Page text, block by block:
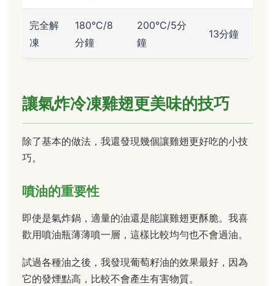
完全解
凍
180°C/8
分鐘
200°C/5分
鐘
13分鐘
讓氣炸冷凍雞翅更美味的技巧
除了基本的做法，我還發現幾個讓雞翅更好吃的小技
巧。
噴油的重要性
即使是氣炸鍋，適量的油還是能讓雞翅更酥脆。我喜
歡用噴油瓶薄薄噴一層，這樣比較均勻也不會過油。
試過各種油之後，我發現葡萄籽油的效果最好，因為
它的發煙點高，比較不會產生有害物質。